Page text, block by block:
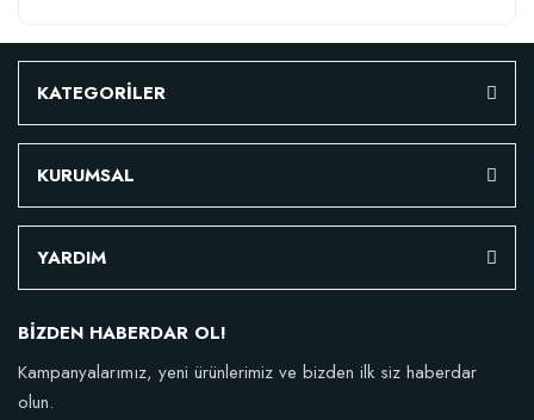
KATEGORİLER
KURUMSAL
YARDIM
BİZDEN HABERDAR OL!
Kampanyalarımız, yeni ürünlerimiz ve bizden ilk siz haberdar
olun.